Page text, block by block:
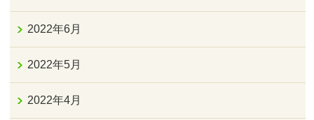
2022年6月
2022年5月
2022年4月